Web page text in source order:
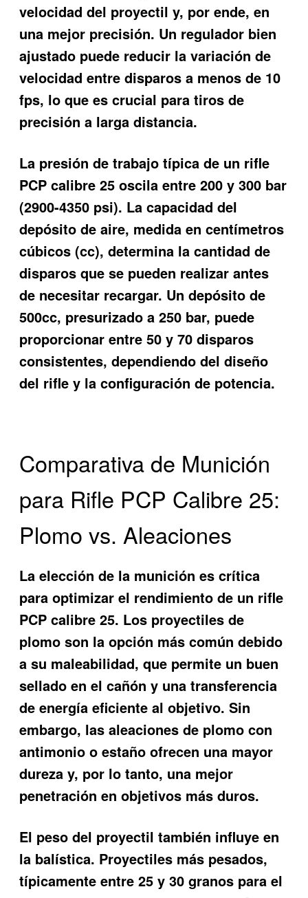
velocidad del proyectil y, por ende, en
una mejor precisión. Un regulador bien
ajustado puede reducir la variación de
velocidad entre disparos a menos de 10
fps, lo que es crucial para tiros de
precisión a larga distancia.
La presión de trabajo típica de un rifle
PCP calibre 25 oscila entre 200 y 300 bar
(2900-4350 psi). La capacidad del
depósito de aire, medida en centímetros
cúbicos (cc), determina la cantidad de
disparos que se pueden realizar antes
de necesitar recargar. Un depósito de
500cc, presurizado a 250 bar, puede
proporcionar entre 50 y 70 disparos
consistentes, dependiendo del diseño
del rifle y la configuración de potencia.
Comparativa de Munición
para Rifle PCP Calibre 25:
Plomo vs. Aleaciones
La elección de la munición es crítica
para optimizar el rendimiento de un rifle
PCP calibre 25. Los proyectiles de
plomo son la opción más común debido
a su maleabilidad, que permite un buen
sellado en el cañón y una transferencia
de energía eficiente al objetivo. Sin
embargo, las aleaciones de plomo con
antimonio o estaño ofrecen una mayor
dureza y, por lo tanto, una mejor
penetración en objetivos más duros.
El peso del proyectil también influye en
la balística. Proyectiles más pesados,
típicamente entre 25 y 30 granos para el